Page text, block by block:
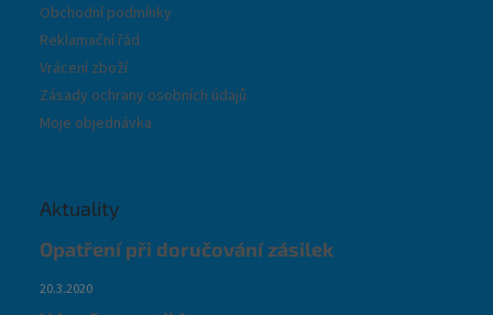
Obchodní podmínky
Reklamační řád
Vrácení zboží
Zásady ochrany osobních údajů
Moje objednávka
Aktuality
Opatření při doručování zásilek
20.3.2020